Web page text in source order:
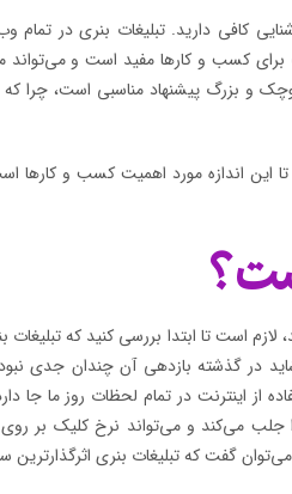
کافی دارید. تبلیغات بنری در
کسب و کارها مفید است و می‌تواند
و بزرگ پیشنهاد مناسبی است، چرا
اندازه مورد اهمیت کسب و کارها
لازم است تا ابتدا بررسی کنید که
در گذشته بازدهی آن چندان جدی نبود
از اینترنت در تمام لحظات روز
جلب می‌کند و می‌تواند نرخ کلیک بر
گفت که تبلیغات بنری